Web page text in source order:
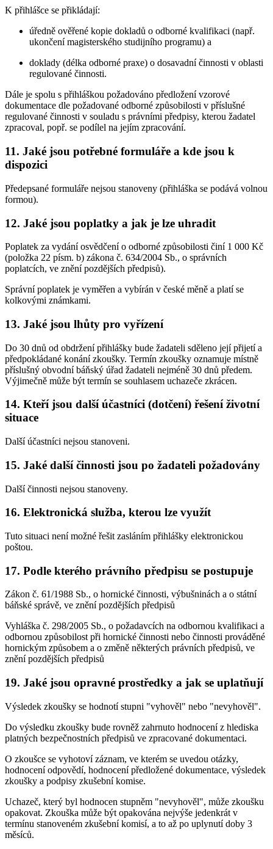
K přihlášce se přikládají:
úředně ověřené kopie dokladů o odborné kvalifikaci (např.
ukončení magisterského studijního programu) a
doklady (délka odborné praxe) o dosavadní činnosti v oblasti
regulované činnosti.
Dále je spolu s přihláškou požadováno předložení vzorové
dokumentace dle požadované odborné způsobilosti v příslušné
regulované činnosti v souladu s právními předpisy, kterou žadatel
zpracoval, popř. se podílel na jejím zpracování.
11. Jaké jsou potřebné formuláře a kde jsou k
dispozici
Předepsané formuláře nejsou stanoveny (přihláška se podává volnou
formou).
12. Jaké jsou poplatky a jak je lze uhradit
Poplatek za vydání osvědčení o odborné způsobilosti činí 1 000 Kč
(položka 22 písm. b) zákona č. 634/2004 Sb., o správních
poplatcích, ve znění pozdějších předpisů).
Správní poplatek je vyměřen a vybírán v české měně a platí se
kolkovými známkami.
13. Jaké jsou lhůty pro vyřízení
Do 30 dnů od obdržení přihlášky bude žadateli sděleno její přijetí a
předpokládané konání zkoušky. Termín zkoušky oznamuje místně
příslušný obvodní báňský úřad žadateli nejméně 30 dnů předem.
Výjimečně může být termín se souhlasem uchazeče zkrácen.
14. Kteří jsou další účastníci (dotčení) řešení životní
situace
Další účastníci nejsou stanoveni.
15. Jaké další činnosti jsou po žadateli požadovány
Další činnosti nejsou stanoveny.
16. Elektronická služba, kterou lze využít
Tuto situaci není možné řešit zasláním přihlášky elektronickou
poštou.
17. Podle kterého právního předpisu se postupuje
Zákon č. 61/1988 Sb., o hornické činnosti, výbušninách a o státní
báňské správě, ve znění pozdějších předpisů
Vyhláška č. 298/2005 Sb., o požadavcích na odbornou kvalifikaci a
odbornou způsobilost při hornické činnosti nebo činnosti prováděné
hornickým způsobem a o změně některých právních předpisů, ve
znění pozdějších předpisů
19. Jaké jsou opravné prostředky a jak se uplatňují
Výsledek zkoušky se hodnotí stupni "vyhověl" nebo "nevyhověl".
Do výsledku zkoušky bude rovněž zahrnuto hodnocení z hlediska
platných bezpečnostních předpisů ve zpracované dokumentaci.
O zkoušce se vyhotoví záznam, ve kterém se uvedou otázky,
hodnocení odpovědí, hodnocení předložené dokumentace, výsledek
zkoušky a podpisy zkušební komise.
Uchazeč, který byl hodnocen stupněm "nevyhověl", může zkoušku
opakovat. Zkouška může být opakována nejvýše jedenkrát v
termínu stanoveném zkušební komisí, a to až po uplynutí doby 3
měsíců.